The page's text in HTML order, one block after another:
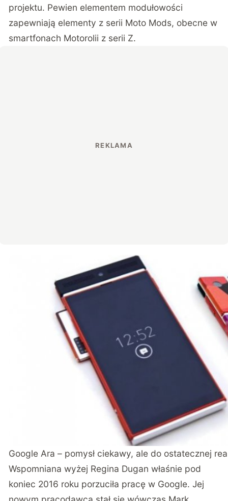
projektu. Pewien elementem modułowości
zapewniają elementy z serii Moto Mods, obecne w
smartfonach Motorolii z serii Z.
Google Ara – pomysł ciekawy, ale do ostatecznej
Wspomniana wyżej Regina Dugan właśnie pod
koniec 2016 roku porzuciła pracę w Google. Jej